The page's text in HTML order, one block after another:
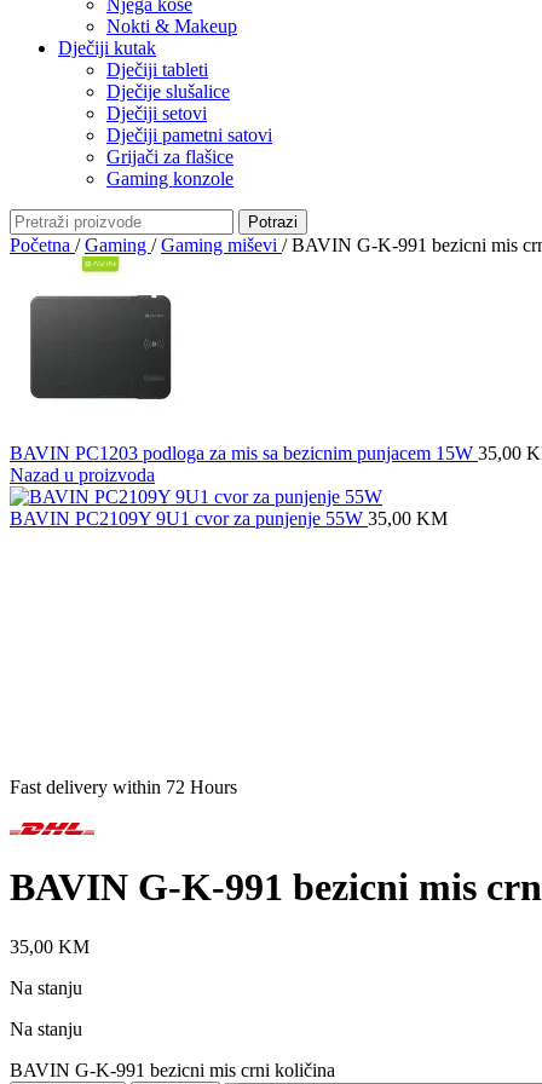
Njega kose
Nokti & Makeup
Dječiji kutak
Dječiji tableti
Dječije slušalice
Dječiji setovi
Dječiji pametni satovi
Grijači za flašice
Gaming konzole
Potrazi
Početna / Gaming / Gaming miševi / BAVIN G-K-991 bezicni mis
BAVIN PC1203 podloga za mis sa bezicnim punjacem 15W 35,00
Nazad u proizvoda
BAVIN PC2109Y 9U1 cvor za punjenje 55W 35,00 KM
Fast delivery within 72 Hours
BAVIN G-K-991 bezicni mis
35,00 KM
Na stanju
Na stanju
BAVIN G-K-991 bezicni mis crni količina